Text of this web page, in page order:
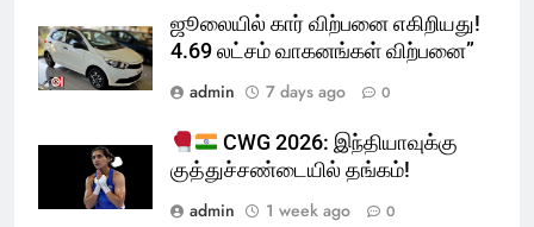
ஜூலையில் கார் விற்பனை எகிறியது!
4.69 லட்சம் வாகனங்கள் விற்பனை”
admin
7 days ago 0
CWG 2026: இந்தியாவுக்கு
குத்துச்சண்டையில் தங்கம்!
admin
1 week ago 0